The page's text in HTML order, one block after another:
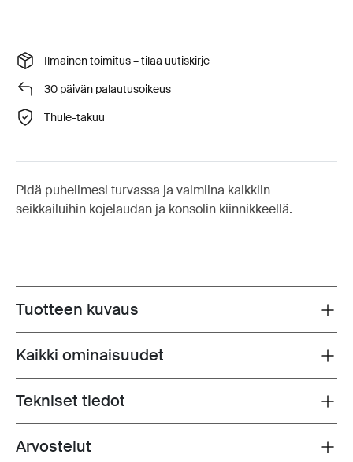
Ilmainen toimitus – tilaa uutiskirje
30 päivän palautusoikeus
Thule-takuu
Pidä puhelimesi turvassa ja valmiina kaikkiin
seikkailuihin kojelaudan ja konsolin kiinnikkeellä.
Toggle overview
Tuotteen kuvaus
Toggle features
Kaikki ominaisuudet
Toggle techspec
Tekniset tiedot
Toggle overview
Arvostelut